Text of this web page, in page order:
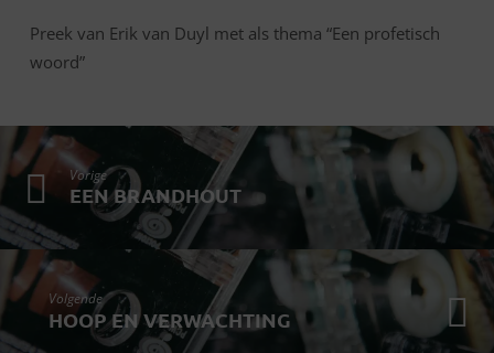
Preek van Erik van Duyl met als thema “Een profetisch
woord”
Vorige
EEN BRANDHOUT
Volgende
HOOP EN VERWACHTING